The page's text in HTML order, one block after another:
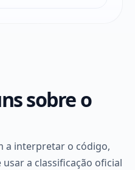
sobre o
a interpretar o código,
a classificação oficial